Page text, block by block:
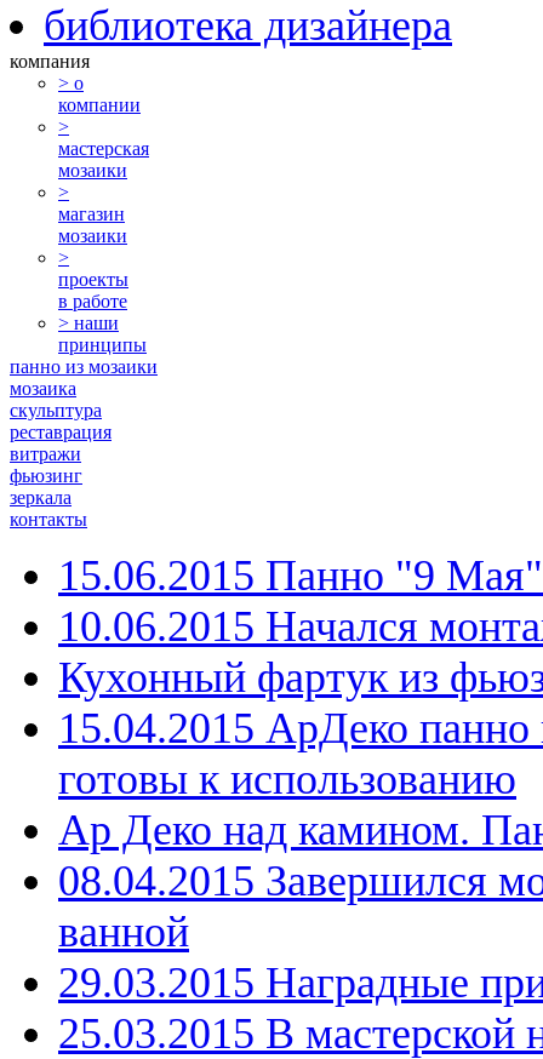
библиотека дизайнера
компания
> о
компании
>
мастерская
мозаики
>
магазин
мозаики
>
проекты
в работе
> наши
принципы
панно из мозаики
мозаика
скульптура
реставрация
витражи
фьюзинг
зеркала
контакты
15.06.2015 Панно "9
10.06.2015 Начался
Кухонный фартук из
15.04.2015 АрДеко
готовы к использованию
Ар Деко над камином.
08.04.2015 Завершился
ванной
29.03.2015 Наградные
25.03.2015 В мастерской